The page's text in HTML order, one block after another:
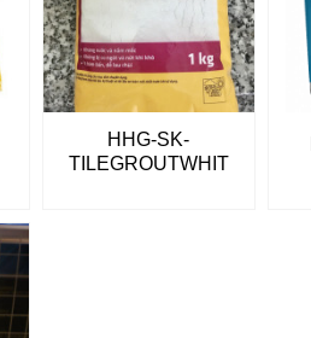
HHG-SK-
TILEGROUTWHIT